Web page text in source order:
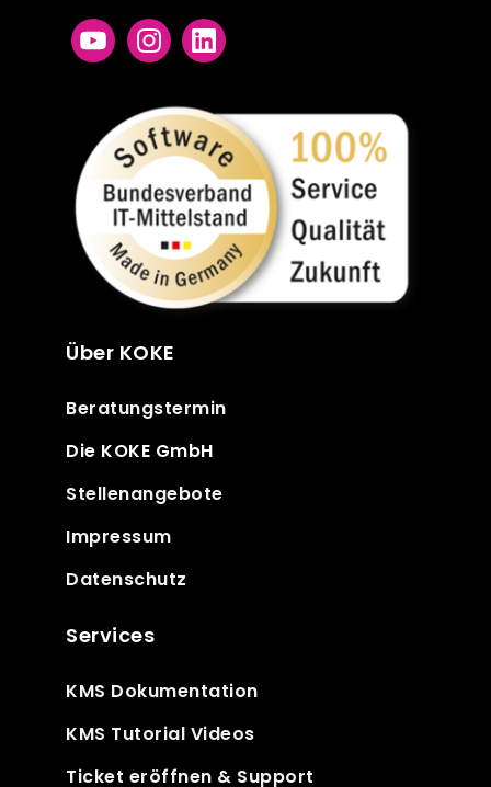
Über KOKE
Beratungstermin
Die KOKE GmbH
Stellenangebote
Impressum
Datenschutz
Services
KMS Dokumentation
KMS Tutorial Videos
Ticket eröffnen & Support